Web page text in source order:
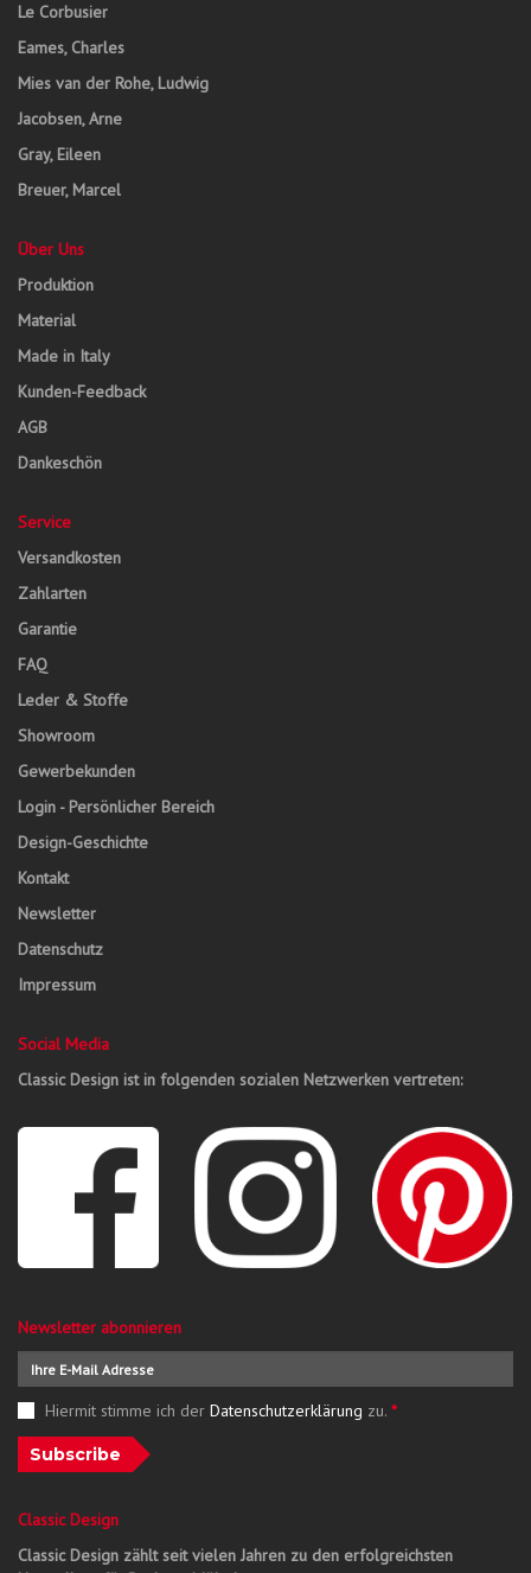
Le Corbusier
Eames, Charles
Mies van der Rohe, Ludwig
Jacobsen, Arne
Gray, Eileen
Breuer, Marcel
Über Uns
Produktion
Material
Made in Italy
Kunden-Feedback
AGB
Dankeschön
Service
Versandkosten
Zahlarten
Garantie
FAQ
Leder & Stoffe
Showroom
Gewerbekunden
Login - Persönlicher Bereich
Design-Geschichte
Kontakt
Newsletter
Datenschutz
Impressum
Social Media
Classic Design ist in folgenden sozialen Netzwerken vertreten:
Newsletter abonnieren
Hiermit stimme ich der Datenschutzerklärung zu. *
Subscribe
Classic Design
Classic Design zählt seit vielen Jahren zu den erfolgreichsten